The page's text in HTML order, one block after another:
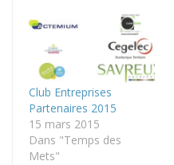
Club Entreprises
Partenaires 2015
15 mars 2015
Dans "Temps des
Mets"